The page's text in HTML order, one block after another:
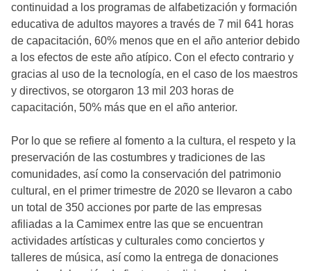
continuidad a los programas de alfabetización y formación
educativa de adultos mayores a través de 7 mil 641 horas
de capacitación, 60% menos que en el año anterior debido
a los efectos de este año atípico. Con el efecto contrario y
gracias al uso de la tecnología, en el caso de los maestros
y directivos, se otorgaron 13 mil 203 horas de
capacitación, 50% más que en el año anterior.
Por lo que se refiere al fomento a la cultura, el respeto y la
preservación de las costumbres y tradiciones de las
comunidades, así como la conservación del patrimonio
cultural, en el primer trimestre de 2020 se llevaron a cabo
un total de 350 acciones por parte de las empresas
afiliadas a la Camimex entre las que se encuentran
actividades artísticas y culturales como conciertos y
talleres de música, así como la entrega de donaciones